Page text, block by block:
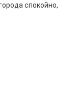
спокойно,